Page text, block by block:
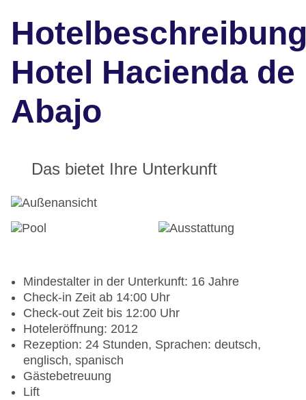
Hotel Hacienda de
Abajo
Das bietet Ihre Unterkunft
Mindestalter in der Unterkunft: 16 Jahre
Check-in Zeit ab 14:00 Uhr
Check-out Zeit bis 12:00 Uhr
Hoteleröffnung: 2012
Rezeption: 24 Stunden, Sprachen: deutsch,
englisch, spanisch
Gästebetreuung
Lift